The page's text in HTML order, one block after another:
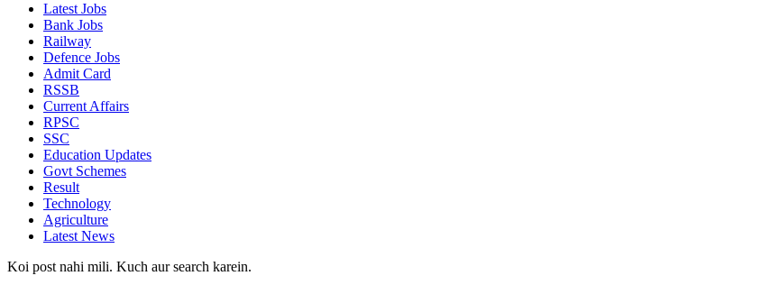
Latest Jobs
Bank Jobs
Railway
Defence Jobs
Admit Card
RSSB
Current Affairs
RPSC
SSC
Education Updates
Govt Schemes
Result
Technology
Agriculture
Latest News
Koi post nahi mili. Kuch aur search karein.